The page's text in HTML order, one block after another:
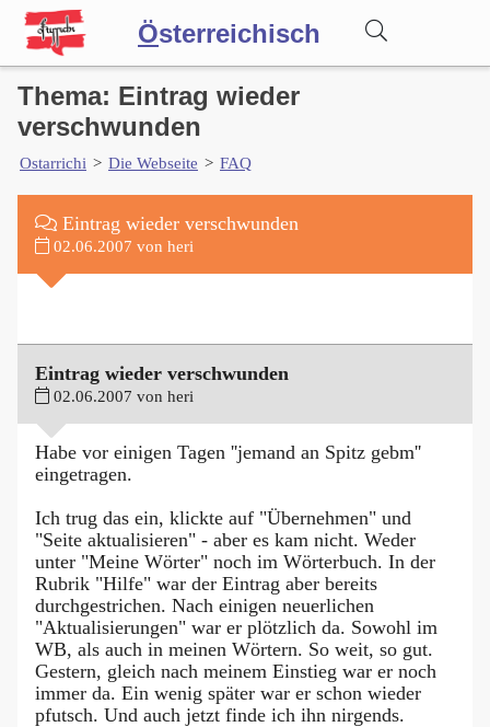
Österreichisch
Wörterbuch
Forum
Blog
Thema: Eintrag wieder
verschwunden
Ostarrichi > Die Webseite > FAQ
Eintrag wieder verschwunden
02.06.2007 von heri
Eintrag wieder verschwunden
02.06.2007 von heri
Habe vor einigen Tagen ''jemand an Spitz gebm''
eingetragen.
Ich trug das ein, klickte auf "Übernehmen" und
"Seite aktualisieren" - aber es kam nicht. Weder
unter "Meine Wörter" noch im Wörterbuch. In der
Rubrik "Hilfe" war der Eintrag aber bereits
durchgestrichen. Nach einigen neuerlichen
"Aktualisierungen" war er plötzlich da. Sowohl im
WB, als auch in meinen Wörtern. So weit, so gut.
Gestern, gleich nach meinem Einstieg war er noch
immer da. Ein wenig später war er schon wieder
pfutsch. Und auch jetzt finde ich ihn nirgends.